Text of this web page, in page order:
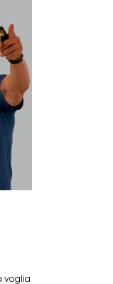
voglia